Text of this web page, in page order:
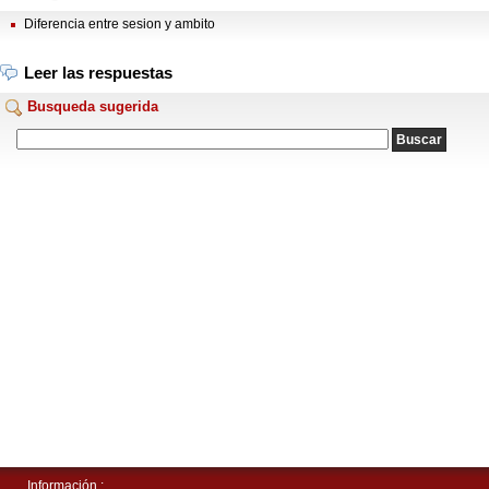
Diferencia entre sesion y ambito
Leer las respuestas
Busqueda sugerida
Información :